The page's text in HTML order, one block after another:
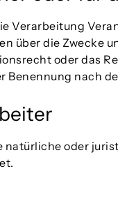
Verarbeitung
über die Zwecke
oder das
Benennung nach
oder